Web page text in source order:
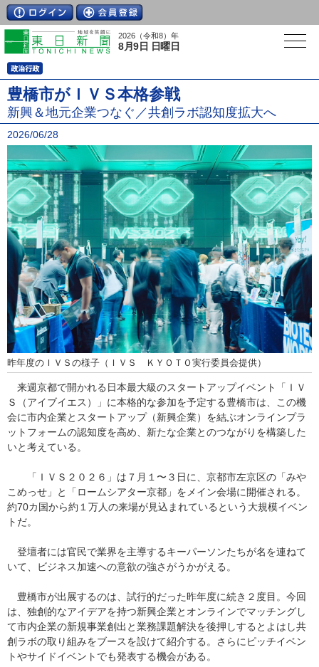
2026（令和8）年
8月9日 日曜日
豊橋市がＩＶＳ本格参戦
新興＆地元企業つなぐ／共創ラボ認知度拡大へ
2026/06/28
昨年度のＩＶＳの様子（ＩＶＳ ＫＹＯＴＯ実行委員会提供）
来週京都で開かれる日本最大級のスタートアップイベント「ＩＶ
Ｓ（アイブイエス）」に本格的な参加を予定する豊橋市は、この機
会に市内企業とスタートアップ（新興企業）を結ぶオンラインプラ
ットフォームの認知度を高め、新たな企業とのつながりを構築した
いと考えている。
「ＩＶＳ２０２６」は７月１〜３日に、京都市左京区の「みや
こめっせ」と「ロームシアター京都」をメイン会場に開催される。
約70カ国から約１万人の来場が見込まれているという大規模イベン
トだ。
登壇者には官民で業界を主導するキーパーソンたちが名を連ねて
いて、ビジネス加速への意欲の強さがうかがえる。
豊橋市が出展するのは、試行的だった昨年度に続き２度目。今回
は、独創的なアイデアを持つ新興企業とオンラインでマッチングし
て市内企業の新規事業創出と業務課題解決を後押しするとよはし共
創ラボの取り組みをブースを設けて紹介する。さらにピッチイベン
トやサイドイベントでも発表する機会がある。